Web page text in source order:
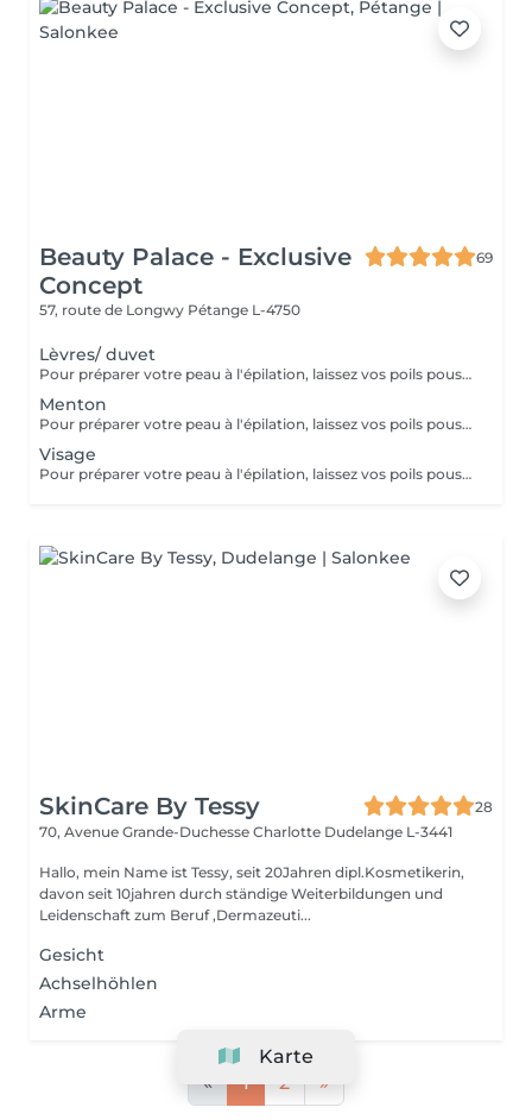
Beauty Palace - Exclusive
Concept
69
57, route de Longwy Pétange L-4750
Lèvres/ duvet
Pour préparer votre peau à l'épilation, laissez vos poils pousser pendant au moins deux semaines après le dernier rasage pour assurer une longueur adéquate. Il est également recommandé, mais non indispensable, d'effectuer un gommage doux 24 heures avant la séance pour éliminer les cellules mortes et faciliter l'extraction des poils. Le jour de l'épilation, évitez d'appliquer des crèmes ou des huiles sur la zone concernée afin d'assurer une bonne adhérence de la cire. Enfin, protégez votre peau en évitant l'exposition au soleil ou les séances de bronzage, qui pourraient la rendre plus sensible et irritable.
Menton
Pour préparer votre peau à l'épilation, laissez vos poils pousser pendant au moins deux semaines après le dernier rasage pour assurer une longueur adéquate. Il est également recommandé, mais non indispensable, d'effectuer un gommage doux 24 heures avant la séance pour éliminer les cellules mortes et faciliter l'extraction des poils. Le jour de l'épilation, évitez d'appliquer des crèmes ou des huiles sur la zone concernée afin d'assurer une bonne adhérence de la cire. Enfin, protégez votre peau en évitant l'exposition au soleil ou les séances de bronzage, qui pourraient la rendre plus sensible et irritable.
Visage
Pour préparer votre peau à l'épilation, laissez vos poils pousser pendant au moins deux semaines après le dernier rasage pour assurer une longueur adéquate. Il est également recommandé, mais non indispensable, d'effectuer un gommage doux 24 heures avant la séance pour éliminer les cellules mortes et faciliter l'extraction des poils. Le jour de l'épilation, évitez d'appliquer des crèmes ou des huiles sur la zone concernée afin d'assurer une bonne adhérence de la cire. Enfin, protégez votre peau en évitant l'exposition au soleil ou les séances de bronzage, qui pourraient la rendre plus sensible et irritable.
SkinCare By Tessy
28
70, Avenue Grande-Duchesse Charlotte Dudelange L-3441
Hallo, mein Name ist Tessy, seit 20Jahren dipl.Kosmetikerin,
davon seit 10jahren durch ständige Weiterbildungen und
Leidenschaft zum Beruf ,Dermazeuti...
Gesicht
Achselhöhlen
Arme
« 1 2 »
Karte